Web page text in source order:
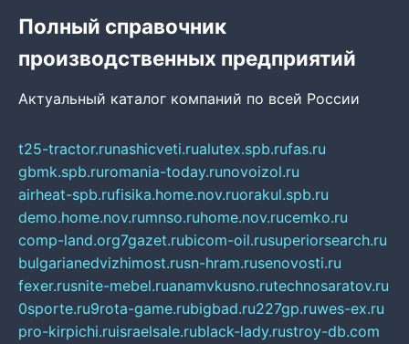
Полный справочник
производственных предприятий
Актуальный каталог компаний по всей России
t25-tractor.runashicveti.rualutex.spb.rufas.ru
gbmk.spb.ruromania-today.runovoizol.ru
airheat-spb.rufisika.home.nov.ruorakul.spb.ru
demo.home.nov.rumnso.ruhome.nov.rucemko.ru
comp-land.org7gazet.rubicom-oil.rusuperiorsearch.ru
bulgarianedvizhimost.rusn-hram.rusenovosti.ru
fexer.rusnite-mebel.ruanamvkusno.rutechnosaratov.ru
0sporte.ru9rota-game.rubigbad.ru227gp.ruwes-ex.ru
pro-kirpichi.ruisraelsale.rublack-lady.rustroy-db.com